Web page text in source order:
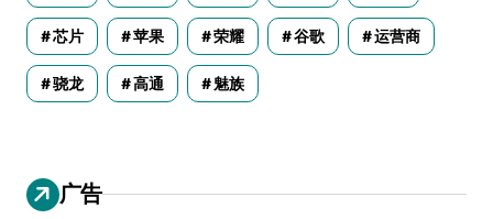
芯片 苹果 荣耀 谷歌 运营商
骁龙 高通 魅族
广告